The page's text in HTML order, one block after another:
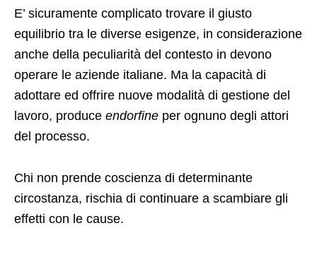
E’ sicuramente complicato trovare il giusto
equilibrio tra le diverse esigenze, in considerazione
anche della peculiarità del contesto in devono
operare le aziende italiane. Ma la capacità di
adottare ed offrire nuove modalità di gestione del
lavoro, produce endorfine per ognuno degli attori
del processo.
Chi non prende coscienza di determinante
circostanza, rischia di continuare a scambiare gli
effetti con le cause.